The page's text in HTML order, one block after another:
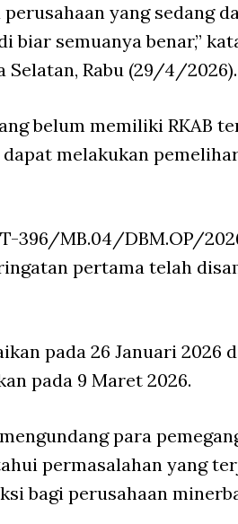
yang sedang
semuanya benar,”
Selatan, Rabu (29/4/2026).
belum memiliki RKAB
melakukan
396/MB.04/DBM.OP/
pertama telah
pada 26 Januari 2026
pada 9 Maret 2026.
para
permasalahan yang
bagi perusahaan